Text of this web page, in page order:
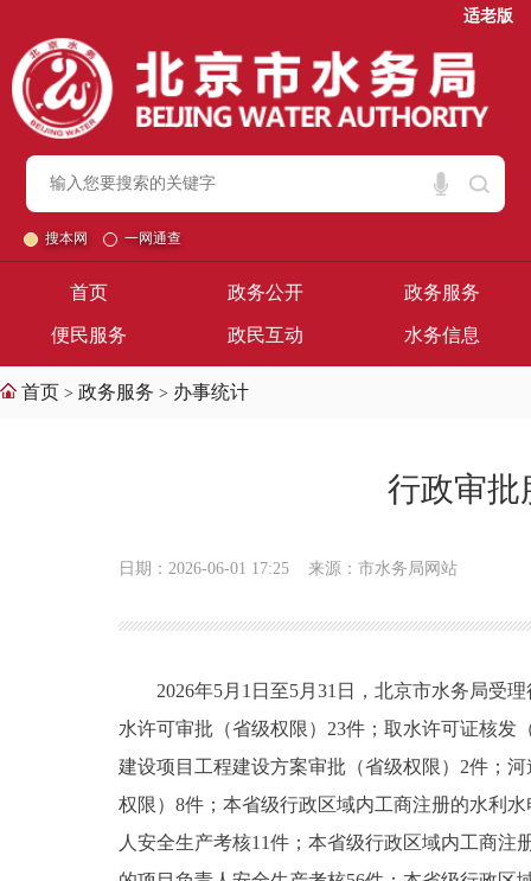
适老版
搜本网 一网通查
首页 政务公开 政务服务
便民服务 政民互动 水务信息
首页 > 政务服务 > 办事统计
行政审批
日期：2026-06-01 17:25 来源：市水务局网站
2026年5月1日至5月31日，北京市水务局受
水许可审批（省级权限）23件；取水许可证核发
建设项目工程建设方案审批（省级权限）2件；
权限）8件；本省级行政区域内工商注册的水利
人安全生产考核11件；本省级行政区域内工商